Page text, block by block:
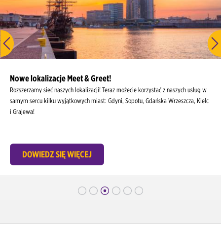
Lublin Lotnisko
Lublin Centrum
Olsztyn Lotnisko
Olsztyn Centrum
Poznań Lotnisko
Rzeszów Lotnisko
Rzeszów Centrum / Dworzec Kolejowy
Sopot Centrum / Dworzec Kolejowy
Nowe lokalizacje Meet & Greet!
Rozszerzamy sieć naszych lokalizacji! Teraz możecie korzystać z naszych usług w
samym sercu kilku wyjątkowych miast: Gdyni, Sopotu, Gdańska Wrzeszcza, Kielc
i Grajewa!
DOWIEDZ SIĘ WIĘCEJ